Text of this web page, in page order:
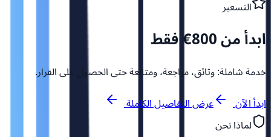
التسعير
ابدأ من 800€ فقط
خدمة شاملة: وثائق، مراجعة، ومتابعة حتى الحصول على القرار.
ابدأ الآن
عرض التفاصيل الكاملة
لماذا نحن